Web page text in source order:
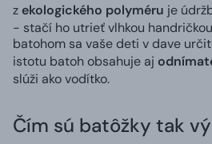
z ekologického polyméru je
- stačí ho utrieť vlhkou
batohom sa vaše deti v dave
istotu batoh obsahuje aj
slúži ako vodítko.
Čím sú batôžky tak